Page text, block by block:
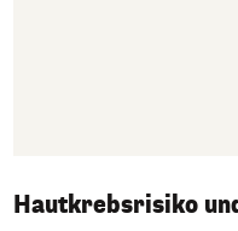
Hautkrebsrisiko